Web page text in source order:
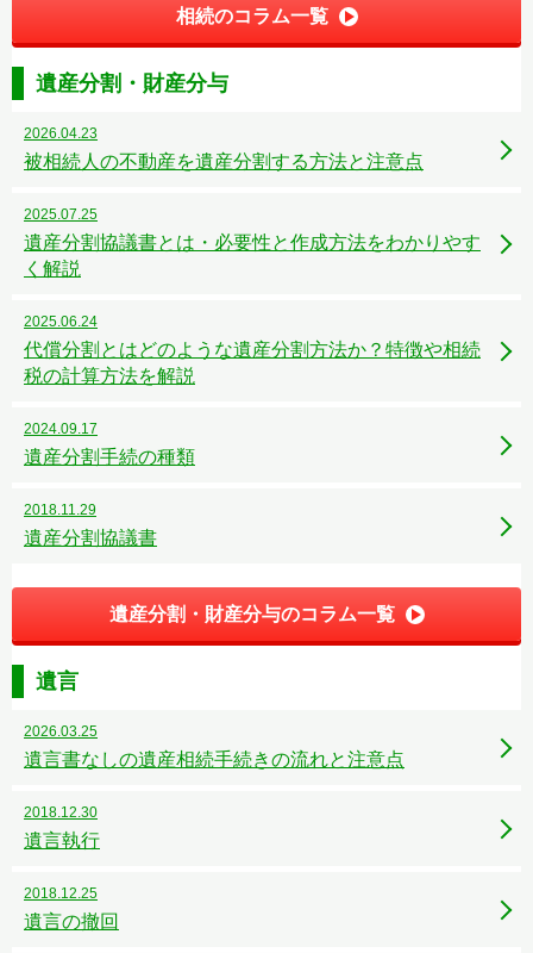
相続のコラム一覧
遺産分割・財産分与
2026.04.23
被相続人の不動産を遺産分割する方法と注意点
2025.07.25
遺産分割協議書とは・必要性と作成方法をわかりやす
く解説
2025.06.24
代償分割とはどのような遺産分割方法か？特徴や相続
税の計算方法を解説
2024.09.17
遺産分割手続の種類
2018.11.29
遺産分割協議書
遺産分割・財産分与のコラム一覧
遺言
2026.03.25
遺言書なしの遺産相続手続きの流れと注意点
2018.12.30
遺言執行
2018.12.25
遺言の撤回